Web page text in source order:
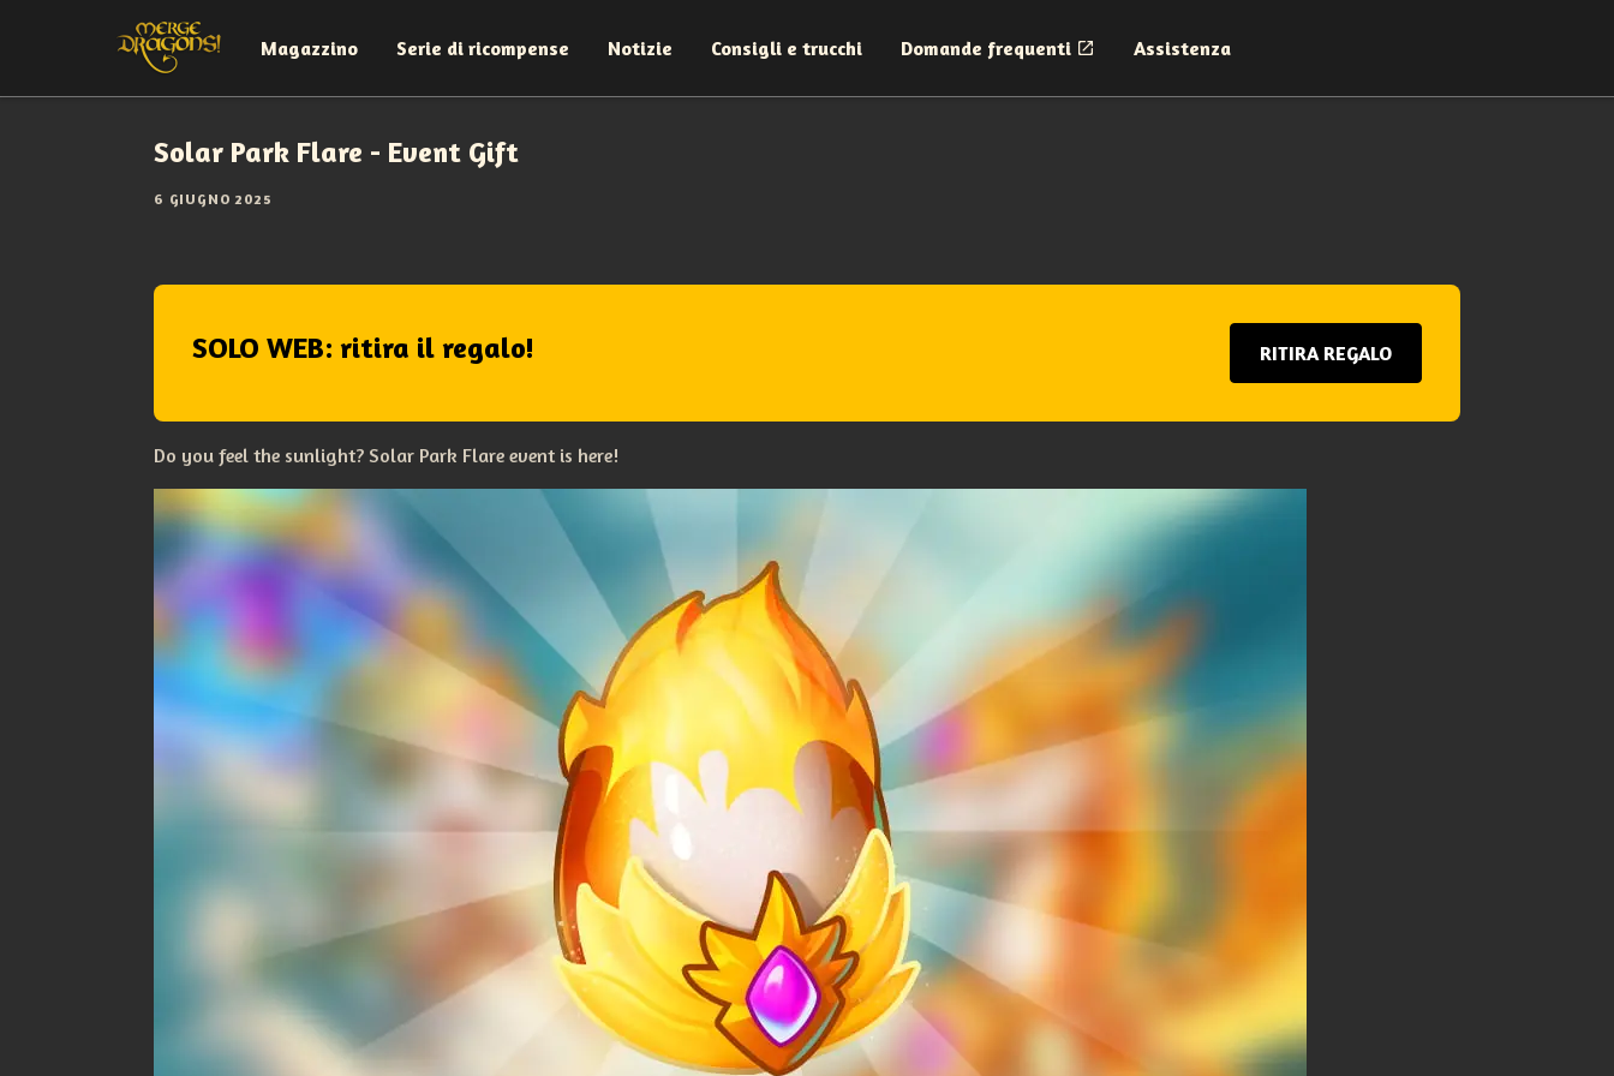
Magazzino Serie di ricompense Notizie Consigli e trucchi Domande frequenti Assistenza
Solar Park Flare - Event Gift
6 GIUGNO 2025
SOLO WEB: ritira il regalo! RITIRA REGALO
Do you feel the sunlight? Solar Park Flare event is here!